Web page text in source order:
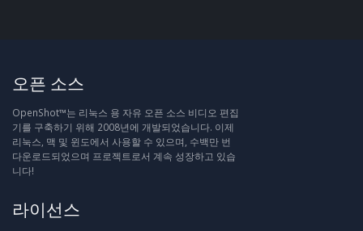
오픈 소스
OpenShot™는 리눅스 용 자유 오픈 소스 비디오 편집
기를 구축하기 위해 2008년에 개발되었습니다. 이제
리눅스, 맥 및 윈도에서 사용할 수 있으며, 수백만 번
다운로드되었으며 프로젝트로서 계속 성장하고 있습
니다!
라이선스